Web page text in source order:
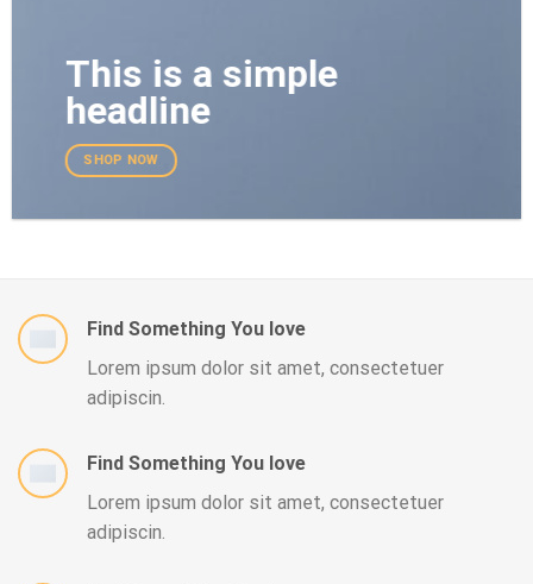
This is a simple
headline
SHOP NOW
Find Something You love
Lorem ipsum dolor sit amet, consectetuer
adipiscin.
Find Something You love
Lorem ipsum dolor sit amet, consectetuer
adipiscin.